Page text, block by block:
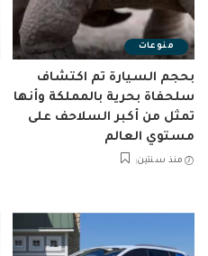
منوعات
بحجم السيارة تم اكتشاف
سلحفاة بحرية بالمملكة وأنها
تمثل من أكبر السلاحف على
مستوي العالم
منذ سنتين